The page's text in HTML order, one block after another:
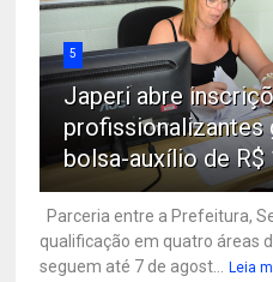
5
Japeri abre
bolsa-auxílio de R$
Parceria entre a Prefeitura,
qualificação em quatro áreas
seguem até 7 de agost...
Leia